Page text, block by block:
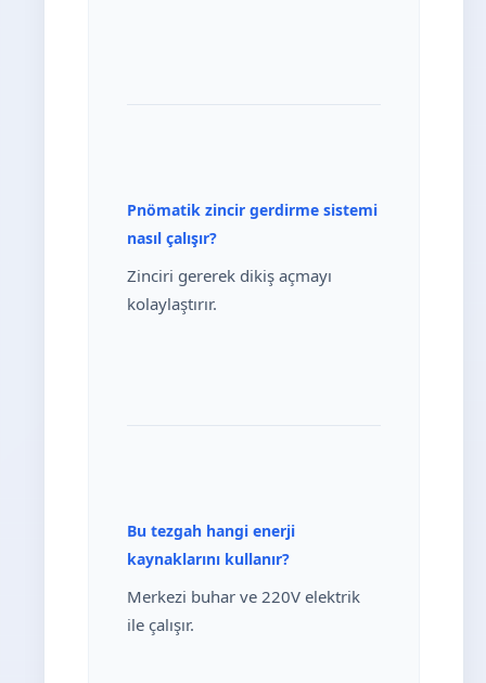
Pnömatik zincir gerdirme sistemi
nasıl çalışır?
Zinciri gererek dikiş açmayı
kolaylaştırır.
Bu tezgah hangi enerji
kaynaklarını kullanır?
Merkezi buhar ve 220V elektrik
ile çalışır.